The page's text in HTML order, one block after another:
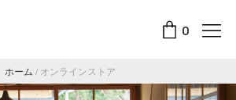
0
ホーム / オンラインストア